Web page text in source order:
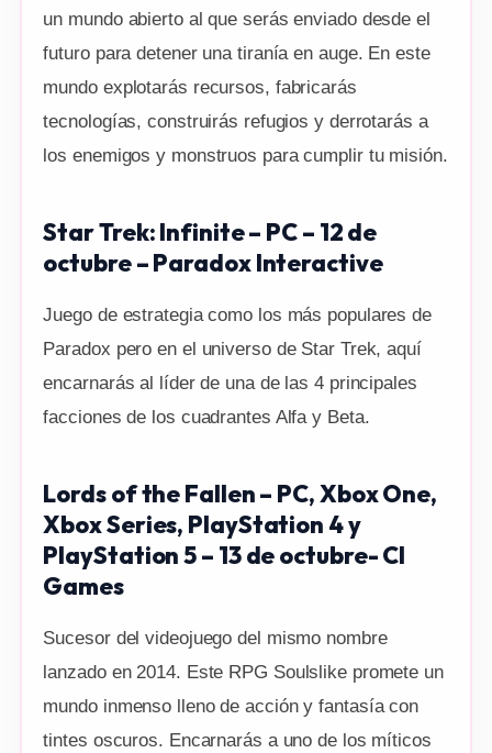
un mundo abierto al que serás enviado desde el
futuro para detener una tiranía en auge. En este
mundo explotarás recursos, fabricarás
tecnologías, construirás refugios y derrotarás a
los enemigos y monstruos para cumplir tu misión.
Star Trek: Infinite – PC – 12 de
octubre – Paradox Interactive
Juego de estrategia como los más populares de
Paradox pero en el universo de Star Trek, aquí
encarnarás al líder de una de las 4 principales
facciones de los cuadrantes Alfa y Beta.
Lords of the Fallen – PC, Xbox One,
Xbox Series, PlayStation 4 y
PlayStation 5 – 13 de octubre- CI
Games
Sucesor del videojuego del mismo nombre
lanzado en 2014. Este RPG Soulslike promete un
mundo inmenso lleno de acción y fantasía con
tintes oscuros. Encarnarás a uno de los míticos